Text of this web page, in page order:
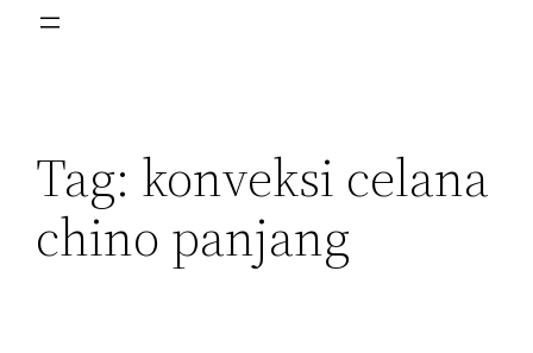
Tag: konveksi celana
chino panjang